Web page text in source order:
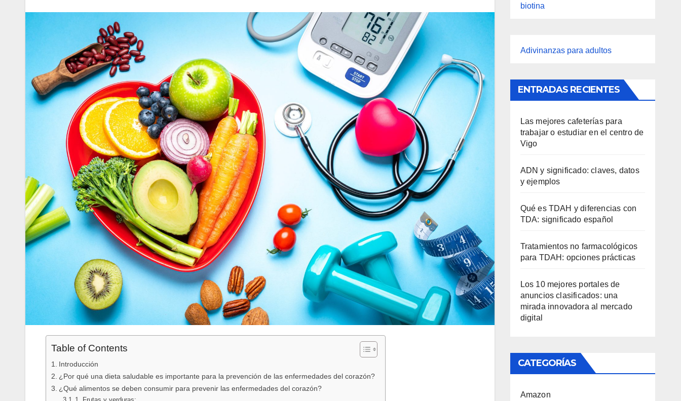
Table of Contents
Introducción
¿Por qué una dieta saludable es importante para la prevención de las enfermedades del corazón?
¿Qué alimentos se deben consumir para prevenir las enfermedades del corazón?
biotina
Adivinanzas para adultos
ENTRADAS RECIENTES
Las mejores cafeterías para
trabajar o estudiar en el centro de
Vigo
ADN y significado: claves, datos
y ejemplos
Qué es TDAH y diferencias con
TDA: significado español
Tratamientos no farmacológicos
para TDAH: opciones prácticas
Los 10 mejores portales de
anuncios clasificados: una
mirada innovadora al mercado
digital
CATEGORÍAS
Amazon